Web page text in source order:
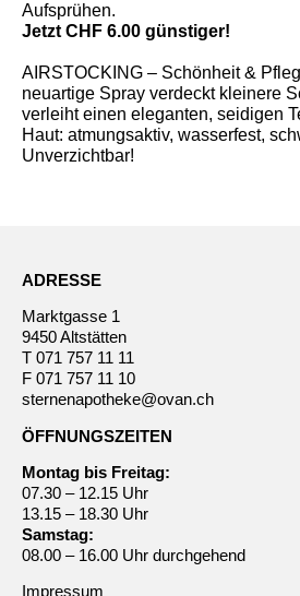
Aufsprühen.
Jetzt CHF 6.00 günstiger!
AIRSTOCKING – Schönheit &
neuartige Spray verdeckt kleinere
verleiht einen eleganten, seidigen
Haut: atmungsaktiv, wasserfest,
Unverzichtbar!
ADRESSE
Marktgasse 1
9450 Altstätten
T 071 757 11 11
F 071 757 11 10
sternenapotheke@ovan.ch
ÖFFNUNGSZEITEN
Montag bis Freitag:
07.30 – 12.15 Uhr
13.15 – 18.30 Uhr
Samstag:
08.00 – 16.00 Uhr durchgehend
Impressum